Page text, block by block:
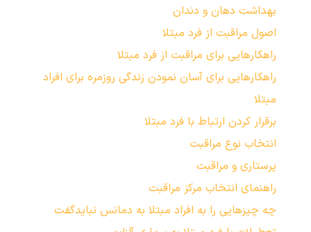
بهداشت دهان و دندان
اصول مراقبت از فرد مبتلا
راهکارهایی برای مراقبت از فرد مبتلا
راهکارهایی برای آسان نمودن زندگی روزمره برای افراد
مبتلا
برقرار کردن ارتباط با فرد مبتلا
انتخاب نوع مراقبت
پرستاری و مراقبت
راهنمای انتخاب مرکز مراقبت
چه چیزهایی را به افراد مبتلا به دمانس نبایدگفت